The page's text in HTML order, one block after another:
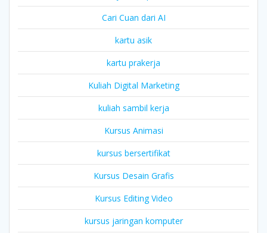
Cari Cuan dari AI
kartu asik
kartu prakerja
Kuliah Digital Marketing
kuliah sambil kerja
Kursus Animasi
kursus bersertifikat
Kursus Desain Grafis
Kursus Editing Video
kursus jaringan komputer